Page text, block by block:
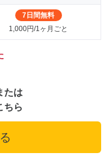
7日間無料
1,000円/1ヶ月ごと
たは
ちら